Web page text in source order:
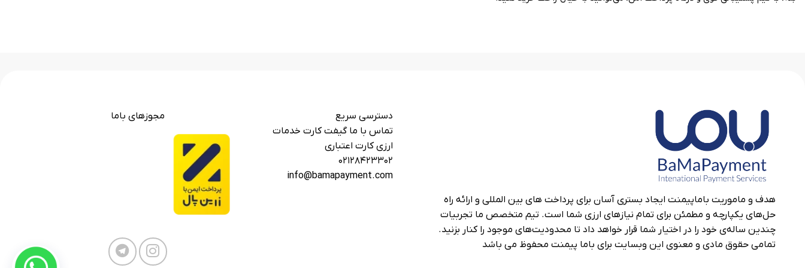
هدف و ماموریت باماپیمنت ایجاد بستری آسان برای پرداخت های بین المللی و ارائه راه
حل‌های یکپارچه و مطمئن برای تمام نیازهای ارزی شما است. تیم متخصص ما تجربیات
چندین ساله‌ی خود را در اختیار شما قرار خواهد داد تا محدودیت‌های موجود را کنار بزنید.
دسترسی سریع
تماس با ما گیفت کارت خدمات
ارزی کارت اعتباری
۰۲۱۲۸۴۲۳۳۰۲
info@bamapayment.com
مجوزهای باما
تمامی حقوق مادی و معنوی این وبسایت برای باما پیمنت محفوظ می باشد